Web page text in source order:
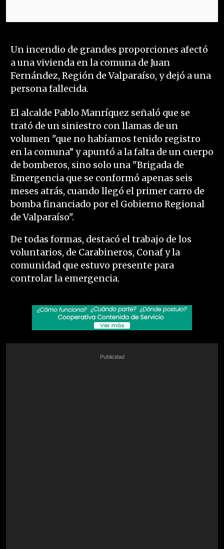
Un incendio de grandes proporciones afectó
a una vivienda en la comuna de Juan
Fernández, Región de Valparaíso, y dejó a una
persona fallecida.
El alcalde Pablo Manríquez señaló que se
trató de un siniestro con llamas de un
volumen "que no habíamos tenido registro
en la comuna” y apuntó a la falta de un cuerpo
de bomberos, sino solo una "Brigada de
Emergencia que se conformó apenas seis
meses atrás, cuando llegó el primer carro de
bomba financiado por el Gobierno Regional
de Valparaíso".
De todas formas, destacó el trabajo de los
voluntarios, de Carabineros, Conaf y la
comunidad que estuvo presente para
controlar la emergencia.